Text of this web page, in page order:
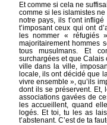
Et comme si cela ne
comme si les islamistes
notre pays, ils t’ont
t’imposant ceux qui ont
les nommer « réfugiés
majoritairement hommes
tous musulmans. Et
surchargées et que Calais
ville dans la ville,
locale, ils ont décidé que
vivre ensemble », qu’ils
dont ils se préservent. Et,
associations gavées de
les accueillent, quand
logés. Et toi, tu les as
t’abstenant. C’est de ta